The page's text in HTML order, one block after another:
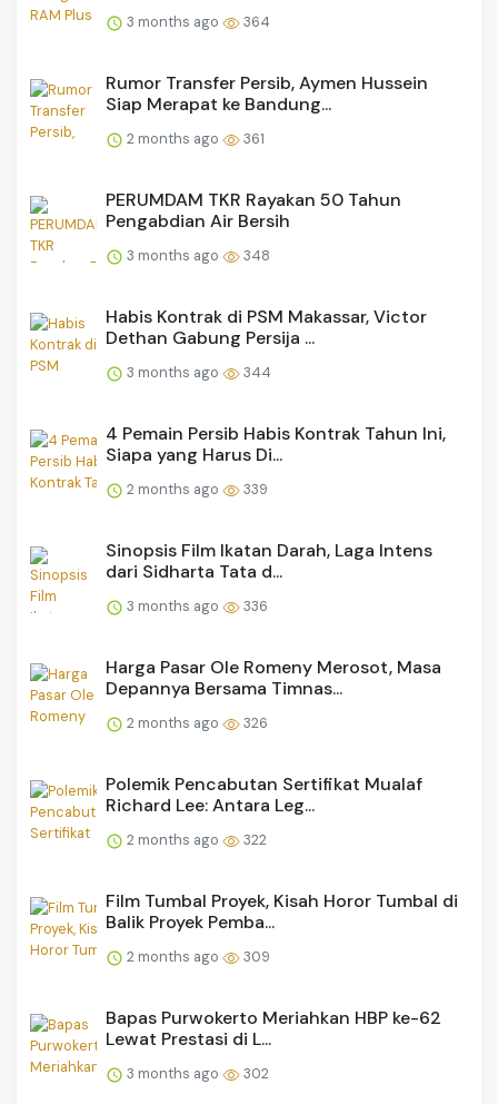
3 months ago 364
Rumor Transfer Persib, Aymen Hussein
Siap Merapat ke Bandung...
2 months ago 361
PERUMDAM TKR Rayakan 50 Tahun
Pengabdian Air Bersih
3 months ago 348
Habis Kontrak di PSM Makassar, Victor
Dethan Gabung Persija ...
3 months ago 344
4 Pemain Persib Habis Kontrak Tahun Ini,
Siapa yang Harus Di...
2 months ago 339
Sinopsis Film Ikatan Darah, Laga Intens
dari Sidharta Tata d...
3 months ago 336
Harga Pasar Ole Romeny Merosot, Masa
Depannya Bersama Timnas...
2 months ago 326
Polemik Pencabutan Sertifikat Mualaf
Richard Lee: Antara Leg...
2 months ago 322
Film Tumbal Proyek, Kisah Horor Tumbal di
Balik Proyek Pemba...
2 months ago 309
Bapas Purwokerto Meriahkan HBP ke-62
Lewat Prestasi di L...
3 months ago 302